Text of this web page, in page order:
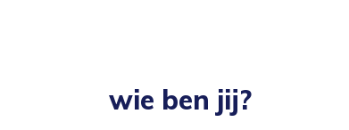
wie ben jij?